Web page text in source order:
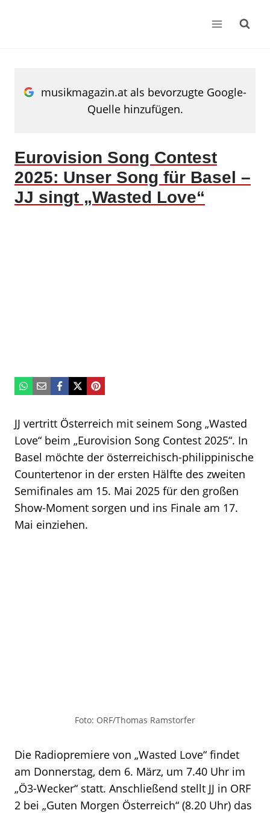
musikmagazin.at als bevorzugte Google-
Quelle hinzufügen.
Eurovision Song Contest
2025: Unser Song für Basel –
JJ singt „Wasted Love“
JJ vertritt Österreich mit seinem Song „Wasted
Love“ beim „Eurovision Song Contest 2025“. In
Basel möchte der österreichisch-philippinische
Countertenor in der ersten Hälfte des zweiten
Semifinales am 15. Mai 2025 für den großen
Show-Moment sorgen und ins Finale am 17.
Mai einziehen.
Foto: ORF/Thomas Ramstorfer
Die Radiopremiere von „Wasted Love“ findet
am Donnerstag, dem 6. März, um 7.40 Uhr im
„Ö3-Wecker“ statt. Anschließend stellt JJ in ORF
2 bei „Guten Morgen Österreich“ (8.20 Uhr) das